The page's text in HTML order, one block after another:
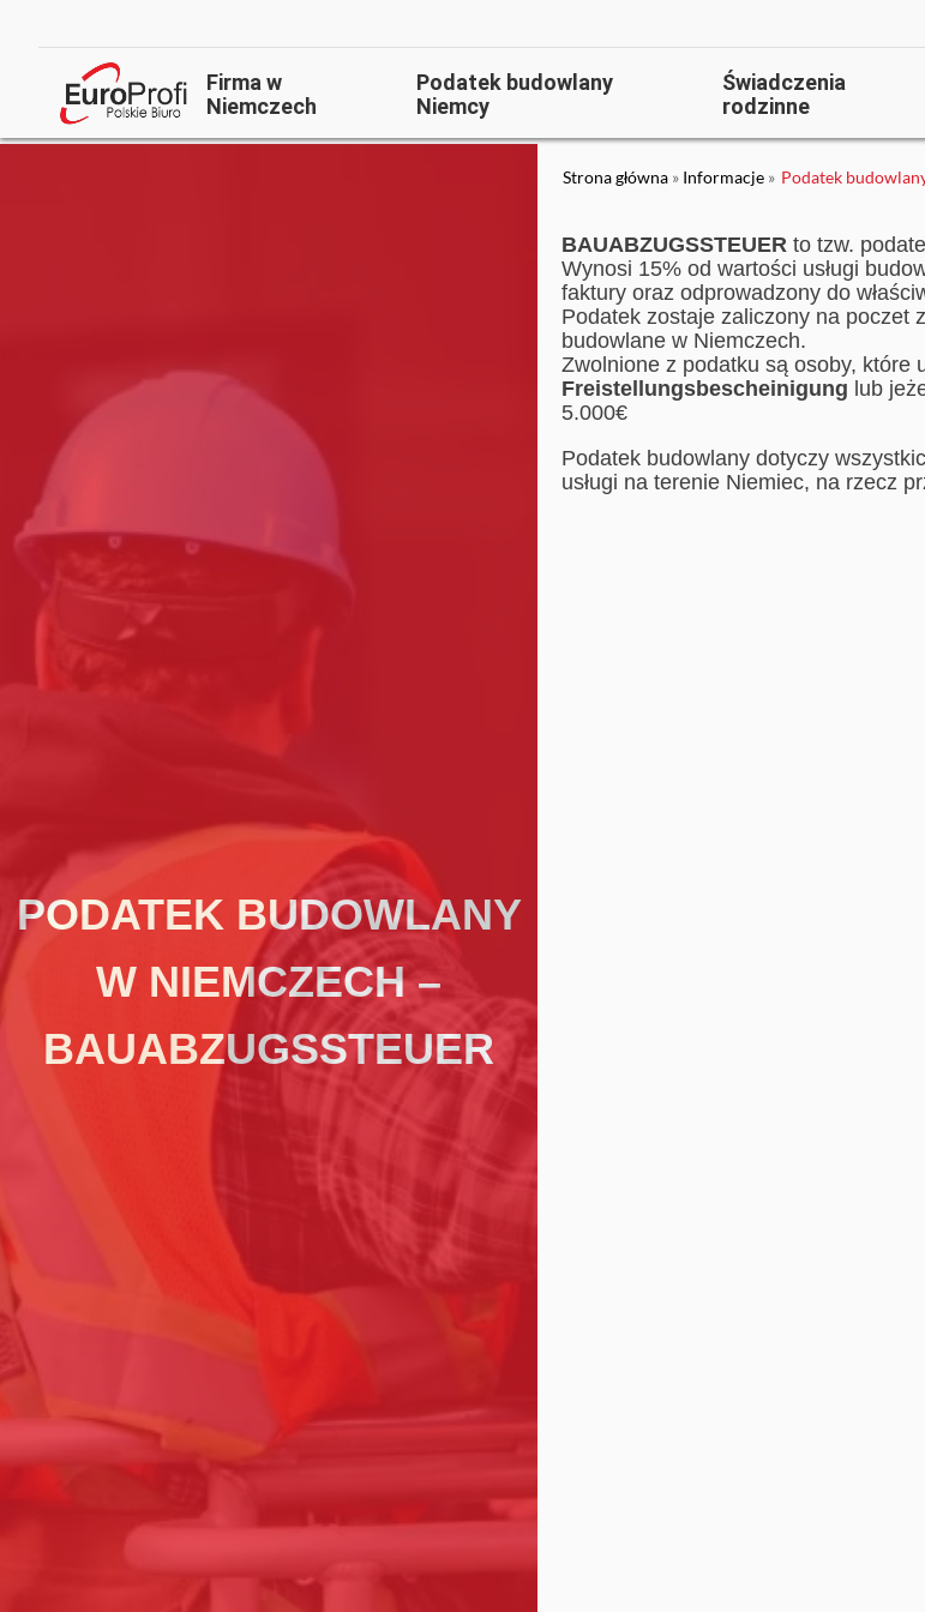
Firma w
Niemczech
Podatek budowlany
Niemcy
Świadczenia
rodzinne
PODATEK BUDOWLANY
W NIEMCZECH –
BAUABZUGSSTEUER
Strona główna » Informacje » Podatek
BAUABZUGSSTEUER to tzw.
Wynosi 15% od wartości usługi
faktury oraz odprowadzony do
Podatek zostaje zaliczony na poczet
budowlane w Niemczech.
Zwolnione z podatku są osoby, które
Freistellungsbescheinigung lub
5.000€
Podatek budowlany dotyczy
usługi na terenie Niemiec, na rzecz